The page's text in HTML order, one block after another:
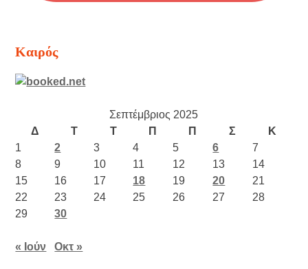
Καιρός
Σεπτέμβριος 2025
Δ
Τ Τ Π Π Σ
Κ
1
2 3 4 5 6
7
8
9 10 11 12 13
14
15
16 17 18 19 20
21
22
23 24 25 26 27
28
29
30
« Ιούν Οκτ »